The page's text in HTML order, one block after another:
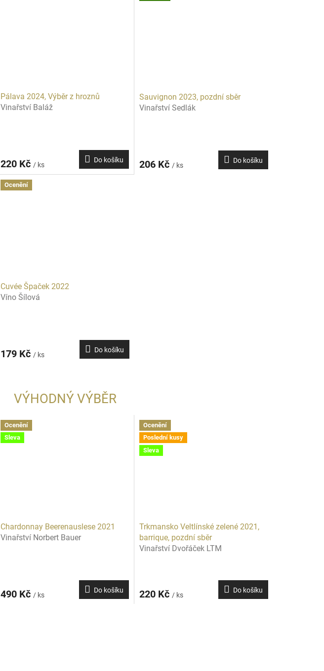
Pálava 2024, Výběr z hroznů
Vinařství Baláž
220 Kč / ks
Do košíku
Sauvignon 2023, pozdní sběr
Vinařství Sedlák
206 Kč / ks
Do košíku
Ocenění
Cuvée Špaček 2022
Víno Šílová
179 Kč / ks
Do košíku
VÝHODNÝ VÝBĚR
Ocenění
Sleva
Chardonnay Beerenauslese 2021
Vinařství Norbert Bauer
490 Kč / ks
Do košíku
Ocenění
Poslední kusy
Sleva
Trkmansko Veltlínské zelené 2021,
barrique, pozdní sběr
Vinařství Dvořáček LTM
220 Kč / ks
Do košíku